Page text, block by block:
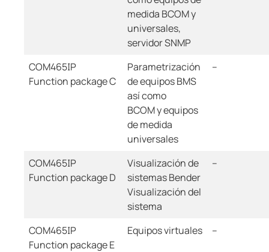
medida BCOM y
universales,
servidor SNMP
COM465IP
Function package C
Parametrización
de equipos BMS
así como
BCOM y equipos
de medida
universales
--
COM465IP
Function package D
Visualización de
sistemas Bender
Visualización del
sistema
--
COM465IP
Function package E
Equipos virtuales --